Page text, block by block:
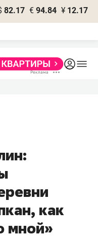
82.17 € 94.84 ¥ 12.17
как
мной»